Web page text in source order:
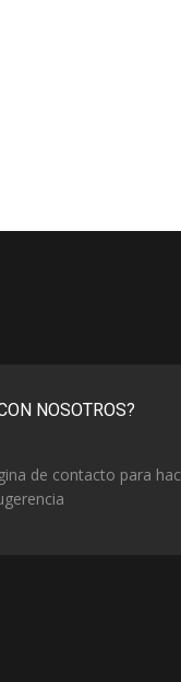
NOSOTROS?
de contacto para